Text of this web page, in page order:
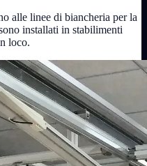
alle linee di biancheria per la
installati in stabilimenti
loco.